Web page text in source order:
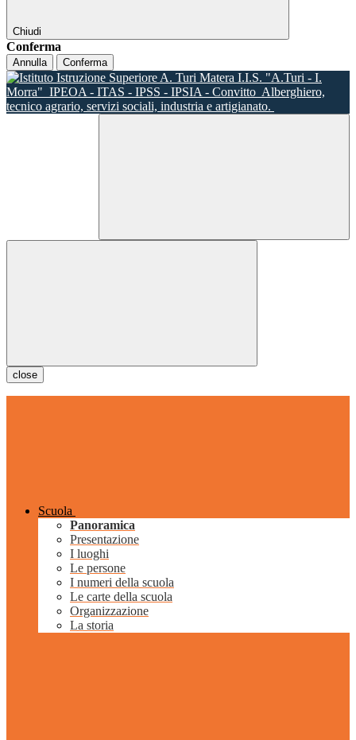
Chiudi
Conferma
Annulla Conferma
I.I.S. "A.Turi - I.
Morra" IPEOA - ITAS - IPSS - IPSIA - Convitto Alberghiero,
tecnico agrario, servizi sociali, industria e artigianato.
close
Scuola
Panoramica
Presentazione
I luoghi
Le persone
I numeri della scuola
Le carte della scuola
Organizzazione
La storia